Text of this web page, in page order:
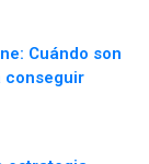
Cuándo son
conseguir